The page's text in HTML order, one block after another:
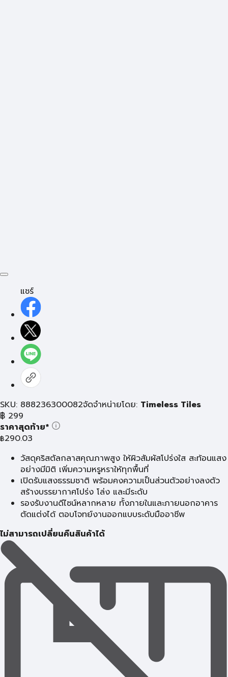
แชร์
SKU: 888236300082จัดจำหน่ายโดย: Timeless Tiles
฿ 299
ราคาสุดท้าย*
฿290.03
วัสดุคริสตัลกลาสคุณภาพสูง ให้ผิวสัมผัสโปร่งใส สะท้อนแสง
อย่างมีมิติ เพิ่มความหรูหราให้ทุกพื้นที่
เปิดรับแสงธรรมชาติ พร้อมคงความเป็นส่วนตัวอย่างลงตัว
สร้างบรรยากาศโปร่ง โล่ง และมีระดับ
รองรับงานดีไซน์หลากหลาย ทั้งภายในและภายนอกอาคาร
ตัดแต่งได้ ตอบโจทย์งานออกแบบระดับมืออาชีพ
ไม่สามารถเปลี่ยนคืนสินค้าได้